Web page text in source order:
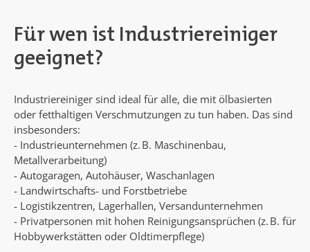
Für wen ist Industriereiniger
geeignet?
Industriereiniger sind ideal für alle, die mit ölbasierten
oder fetthaltigen Verschmutzungen zu tun haben. Das sind
insbesonders:
- Industrieunternehmen (z. B. Maschinenbau,
Metallverarbeitung)
- Autogaragen, Autohäuser, Waschanlagen
- Landwirtschafts- und Forstbetriebe
- Logistikzentren, Lagerhallen, Versandunternehmen
- Privatpersonen mit hohen Reinigungsansprüchen (z. B. für
Hobbywerkstätten oder Oldtimerpflege)